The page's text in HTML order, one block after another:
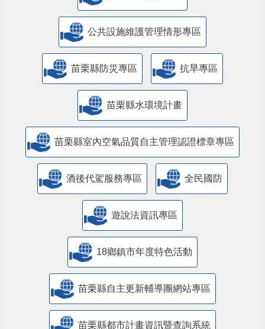
​公共設施維護管理情形專區
苗栗縣防災專區 抗旱專區
苗栗縣水環境計畫
苗栗縣室內空氣品質自主管理認證標章專區
酒後代駕服務專區 全民國防
遊說法資訊專區
18鄉鎮市年度特色活動
苗栗縣自主更新輔導團網站專區
苗栗縣都市計畫資訊暨查詢系統